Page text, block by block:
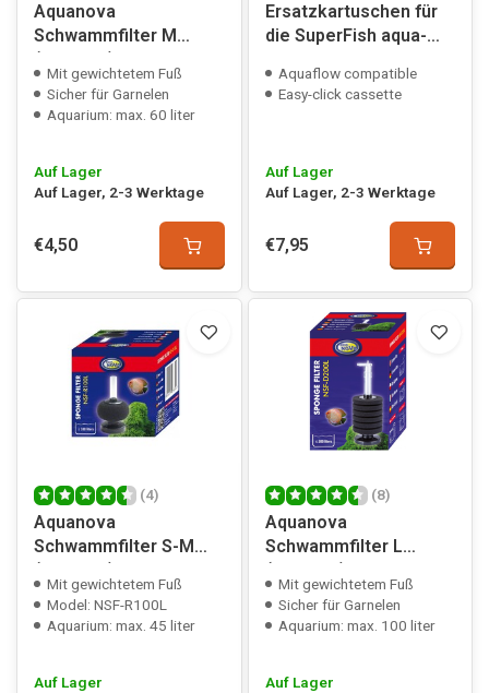
Aquanova
Schwammfilter M
(stehend)
Mit gewichtetem Fuß
Sicher für Garnelen
Aquarium: max. 60 liter
Auf Lager
Auf Lager, 2-3 Werktage
€4,50
Ersatzkartuschen für
die SuperFish aqua-
Aquaflow compatible
Easy-click cassette
Auf Lager
Auf Lager, 2-3 Werktage
€7,95
(4)
Aquanova
Schwammfilter S-M
(stehend)
Mit gewichtetem Fuß
Model: NSF-R100L
Aquarium: max. 45 liter
Auf Lager
(8)
Aquanova
Schwammfilter L
(stehend)
Mit gewichtetem Fuß
Sicher für Garnelen
Aquarium: max. 100 liter
Auf Lager